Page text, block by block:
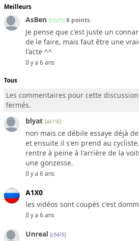
Meilleurs
AsBen [09d!9] 6 points.
Je pense que c'est juste un
de le faire, mais faut être une
l'acte ^^
Il y a 6 ans
Tous
Les commentaires pour cette
fermés.
blyat [a61!6]
non mais ce débile essaye déjà
et ensuite il s'en prend au
rentre à peine à l'arrière de la
une gonzesse.
Il y a 6 ans
A1X0
les vidéos sont coupés c'est
Il y a 6 ans
Unreal [c56!5]